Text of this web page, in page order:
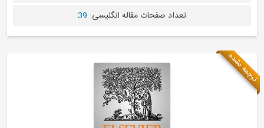
تعداد صفحات مقاله انگلیسی: 39